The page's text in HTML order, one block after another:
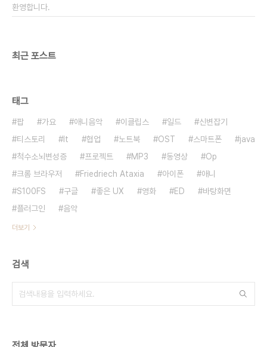
이 꺼려하는 학급위원에..
환영합니다.
최근 포스트
태그
팝 가요 애니음악 이클립스 일드
신변잡기
티스토리
It 협업 노트북 OST 스마트폰
java
척수소뇌변성증
프로젝트 MP3 동영상
Op
크롬 브라우저
Friedriech Ataxia 아이폰
애니
S100FS
구글 좋은 UX 영화 ED
바탕화면
플러그인
음악
더보기
검색